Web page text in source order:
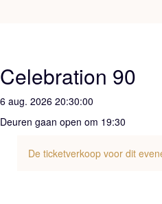
Celebration 90
6 aug. 2026 20:30:00
Deuren gaan open om 19:30
De ticketverkoop voor dit